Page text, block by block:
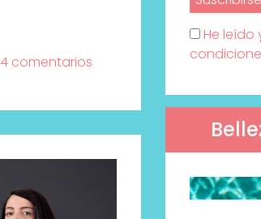
4 comentarios
He leído